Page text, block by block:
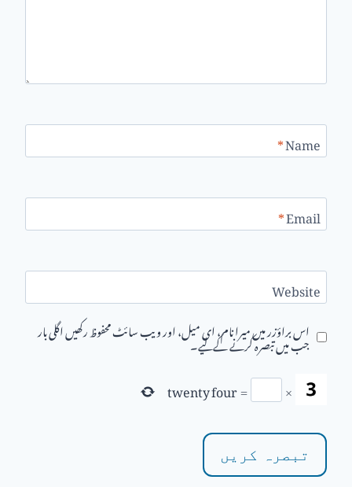
Name
*
Email
*
Website
اس براؤزر میں میرا نام، ای میل، اور ویب سائٹ محفوظ رکھیں اگلی بار
جب میں تبصرہ کرنے کےلیے۔
×
=
twenty four